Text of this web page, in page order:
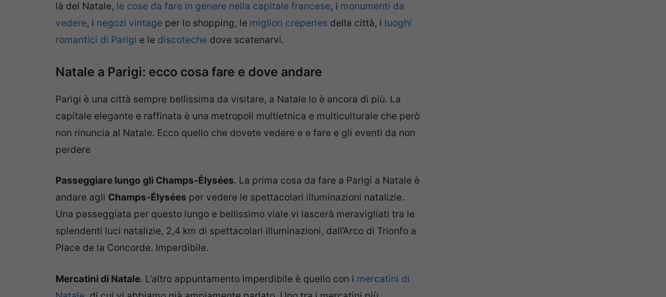
là del Natale, le cose da fare in genere nella capitale francese, i monumenti da
vedere, i negozi vintage per lo shopping, le migliori creperies della città, i luoghi
romantici di Parigi e le discoteche dove scatenarvi.
Natale a Parigi: ecco cosa fare e dove andare
Parigi è una città sempre bellissima da visitare, a Natale lo è ancora di più. La
capitale elegante e raffinata è una metropoli multietnica e multiculturale che però
non rinuncia al Natale. Ecco quello che dovete vedere e e fare e gli eventi da non
perdere
Passeggiare lungo gli Champs-Élysées. La prima cosa da fare a Parigi a Natale è
andare agli Champs-Élysées per vedere le spettacolari illuminazioni natalizie.
Una passeggiata per questo lungo e bellissimo viale vi lascerà meravigliati tra le
splendenti luci natalizie, 2,4 km di spettacolari illuminazioni, dall’Arco di Trionfo a
Place de la Concorde. Imperdibile.
Mercatini di Natale. L’altro appuntamento imperdibile è quello con i mercatini di